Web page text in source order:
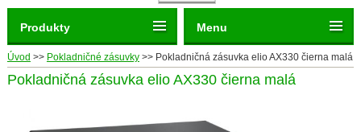
Úvod >> Pokladničné zásuvky >> Pokladničná zásuvka elio AX330 čierna malá
Pokladničná zásuvka elio AX330 čierna malá
Produkty Menu